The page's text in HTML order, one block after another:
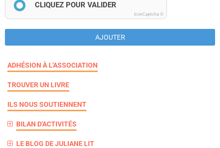
CLIQUEZ POUR VALIDER
IconCaptcha ©
AJOUTER
ADHÉSION À L'ASSOCIATION
TROUVER UN LIVRE
ILS NOUS SOUTIENNENT
BILAN D'ACTIVITÉS
LE BLOG DE JULIANE LIT